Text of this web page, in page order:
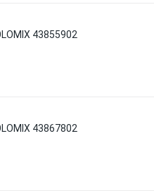
43855902
43867802